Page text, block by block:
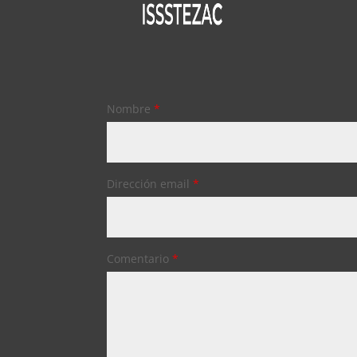
Nombre*
Dirección email*
Comentario*